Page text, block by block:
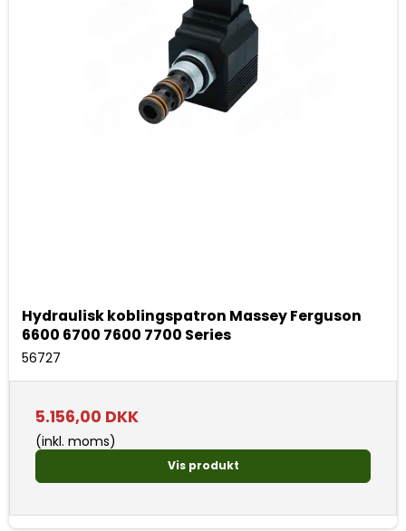
Hydraulisk koblingspatron Massey Ferguson
6600 6700 7600 7700 Series
56727
5.156,00 DKK
(inkl. moms)
Vis produkt